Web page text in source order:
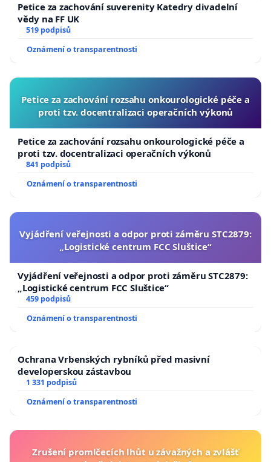
Petice za zachování suverenity Katedry divadelní
vědy na FF UK
519 podpisů
Oznámení o transparentnosti
Petice za zachování rozsahu onkourologické péče a
proti tzv. docentralizaci operačních výkonů
Petice za zachování rozsahu onkourologické péče a
proti tzv. docentralizaci operačních výkonů
841 podpisů
Oznámení o transparentnosti
Vyjádření veřejnosti a odpor proti záměru STC2879:
„Logistické centrum FCC Sluštice“
Vyjádření veřejnosti a odpor proti záměru STC2879:
„Logistické centrum FCC Sluštice“
459 podpisů
Oznámení o transparentnosti
Ochrana Vrbenských rybníků před masivní
developerskou zástavbou
1 331 podpisů
Oznámení o transparentnosti
Zrušení promlčecích lhůt u závažných a zvlášť